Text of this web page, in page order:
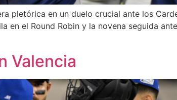
pletórica en un duelo crucial ante los
en el Round Robin y la novena seguida
Valencia